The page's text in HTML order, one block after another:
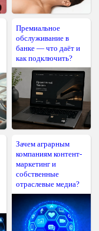
Премиальное
обслуживание в
банке — что даёт и
как подключить?
Зачем аграрным
компаниям контент-
маркетинг и
собственные
отраслевые медиа?